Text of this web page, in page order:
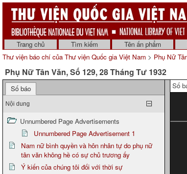
Trang chủ Tìm kiếm Tên ấn phẩm
Thư viện báo chí của Thư viện Quốc gia Việt Nam > Phụ Nữ
Phụ Nữ Tân Văn, Số 129, 28 Tháng Tư 1932
Số báo
Nội dung
Unnumbered Page Advertisements
Unnumbered Page Advertisement 1
Nam nữ bình quyền và hôn nhân tự do phụ nữ
tân văn không hề có sự chủ trương ấy
Ý kiến của chúng tôi đối với thời sự
Số